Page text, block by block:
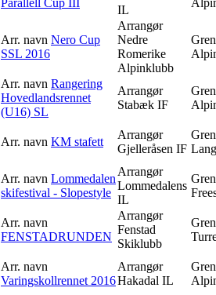
Parallell Cup III
IL
Arr. navn Nero Cup
SSL 2016
Arrangør
Nedre
Romerike
Alpinklubb
Gren
Arr. navn Rangering
Hovedlandsrennet
(U16) SL
Arrangør
Stabæk IF
Gren
Arr. navn KM stafett
Arrangør
Gjelleråsen IF
Gren
Arr. navn Lommedalen
skifestival - Slopestyle
Arrangør
Lommedalens
IL
Gren
Arr. navn
FENSTADRUNDEN
Arrangør
Fenstad
Skiklubb
Gren
Arr. navn
Varingskollrennet 2016
Arrangør
Hakadal IL
Gren